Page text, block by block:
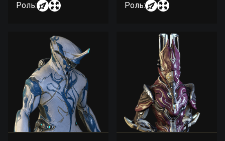
Роль: Роль: